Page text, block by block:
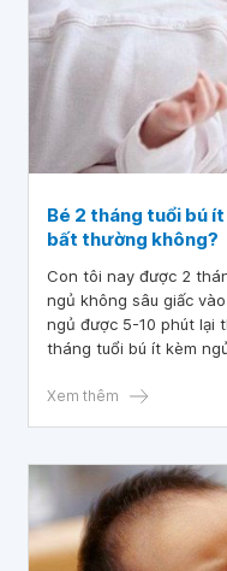
Bé 2 tháng tuổi bú
bất thường không?
Con tôi nay được 2
ngủ không sâu giấc
ngủ được 5-10 phút lại
tháng tuổi bú ít kèm
Xem thêm